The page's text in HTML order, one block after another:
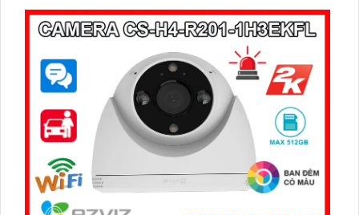
giao tiếp dễ dàng từ xa